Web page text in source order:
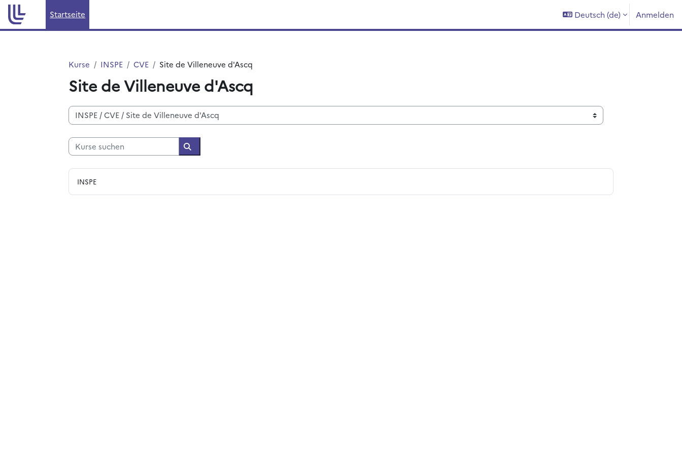
Zum Hauptinhalt
Startseite
Deutsch ‎(de)‎ Anmelden
Kurse INSPE CVE Site de Villeneuve d'Ascq
Site de Villeneuve d'Ascq
Kursbereiche
Kurse suchen
Kurse suchen
INSPE